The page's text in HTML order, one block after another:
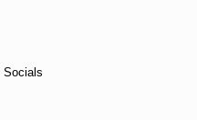
Socials